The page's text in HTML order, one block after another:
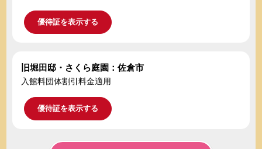
優待証を表示する
旧堀田邸・さくら庭園：佐倉市
入館料団体割引料金適用
優待証を表示する